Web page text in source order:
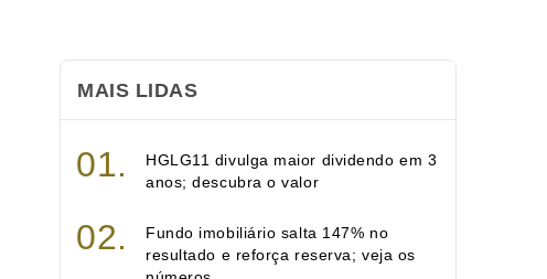
MAIS LIDAS
HGLG11 divulga maior dividendo em 3
anos; descubra o valor
Fundo imobiliário salta 147% no
resultado e reforça reserva; veja os